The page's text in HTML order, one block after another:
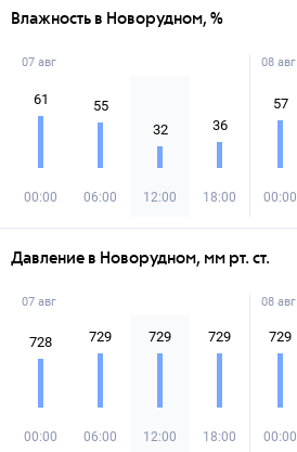
Влажность в Новорудном, %
07 авг
61
00:00
55
06:00
32
12:00
36
18:00
08 авг
57
00:00
Давление в Новорудном, мм рт. ст.
07 авг
728
00:00
729
06:00
729
12:00
729
18:00
08 авг
729
00:00